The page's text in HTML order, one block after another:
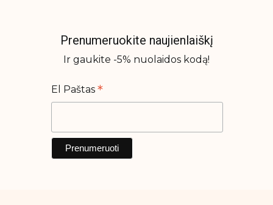
Prenumeruokite naujienlaiškį
Ir gaukite -5% nuolaidos kodą!
El Paštas *